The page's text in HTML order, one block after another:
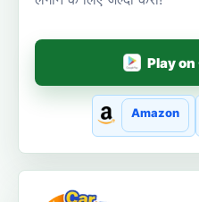
Play on
Amazon